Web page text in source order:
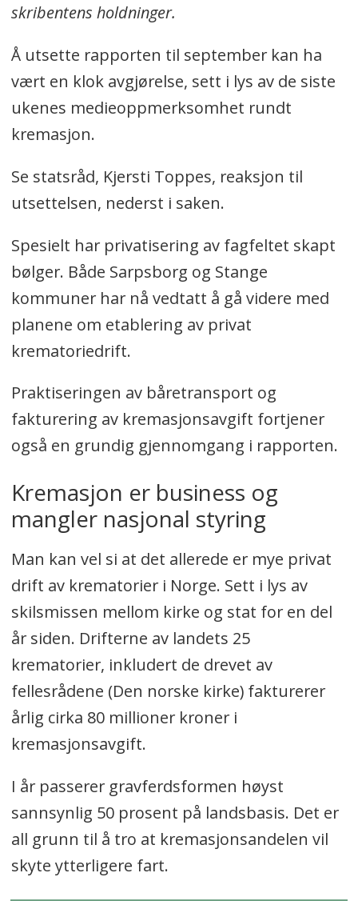
skribentens holdninger.
Å utsette rapporten til september kan ha
vært en klok avgjørelse, sett i lys av de siste
ukenes medieoppmerksomhet rundt
kremasjon.
Se statsråd, Kjersti Toppes, reaksjon til
utsettelsen, nederst i saken.
Spesielt har privatisering av fagfeltet skapt
bølger. Både Sarpsborg og Stange
kommuner har nå vedtatt å gå videre med
planene om etablering av privat
krematoriedrift.
Praktiseringen av båretransport og
fakturering av kremasjonsavgift fortjener
også en grundig gjennomgang i rapporten.
Kremasjon er business og
mangler nasjonal styring
Man kan vel si at det allerede er mye privat
drift av krematorier i Norge. Sett i lys av
skilsmissen mellom kirke og stat for en del
år siden. Drifterne av landets 25
krematorier, inkludert de drevet av
fellesrådene (Den norske kirke) fakturerer
årlig cirka 80 millioner kroner i
kremasjonsavgift.
I år passerer gravferdsformen høyst
sannsynlig 50 prosent på landsbasis. Det er
all grunn til å tro at kremasjonsandelen vil
skyte ytterligere fart.